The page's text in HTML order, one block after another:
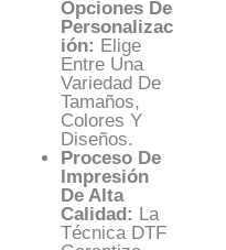
Opciones De
Personalizac
Ión: Elige
Entre Una
Variedad De
Tamaños,
Colores Y
Diseños.
Proceso De
Impresión
De Alta
Calidad: La
Técnica DTF